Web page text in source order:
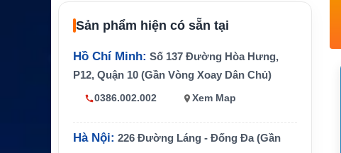
Nhiệt độ lưu trữ -10°C đến +70°C
Sản phẩm hiện có sẵn tại
Hồ Chí Minh: Số 137 Đường Hòa Hưng,
P12, Quận 10 (Gần Vòng Xoay Dân Chủ)
0386.002.002 Xem Map
Hà Nội: 226 Đường Láng - Đống Đa (Gần